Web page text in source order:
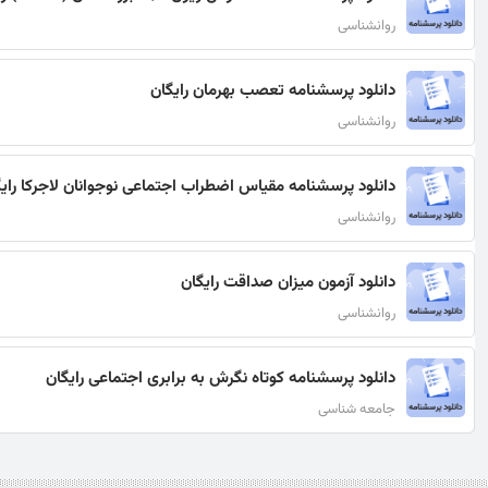
روانشناسی
دانلود پرسشنامه تعصب بهرمان رایگان
روانشناسی
دانلود پرسشنامه مقیاس اضطراب اجتماعی نوجوانان لاجرکا
روانشناسی
دانلود آزمون میزان صداقت رایگان
روانشناسی
دانلود پرسشنامه کوتاه نگرش به برابری اجتماعی رایگان
جامعه شناسی